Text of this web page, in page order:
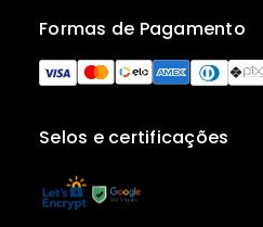
Selos e certificações
Formas de Pagamento